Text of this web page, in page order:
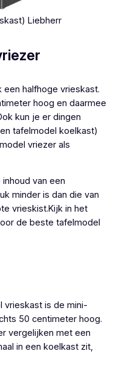
Liebherr
een halfhoge vrieskast.
hoog en daarmee
kun je er dingen
tafelmodel koelkast)
vriezer als
van een
minder is dan die van
vrieskist.Kijk in het
de beste tafelmodel
vrieskast is de mini-
50 centimeter hoog.
vergelijken met een
in een koelkast zit,